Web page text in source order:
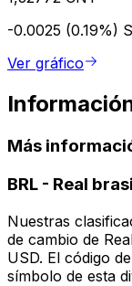
-0.0025 (0.19%)
Ver gráfico
Más
BRL - Real
Nuestras
de cambio de
USD. El código
símbolo de esta